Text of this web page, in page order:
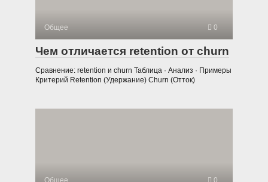
Общее 0
Чем отличается retention от churn
Сравнение: retention и churn Таблица · Анализ · Примеры
Критерий Retention (Удержание) Churn (Отток)
Общее 0